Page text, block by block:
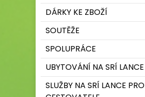
DÁRKY KE ZBOŽÍ
SOUTĚŽE
SPOLUPRÁCE
UBYTOVÁNÍ NA SRÍ LANCE
SLUŽBY NA SRÍ LANCE PRO